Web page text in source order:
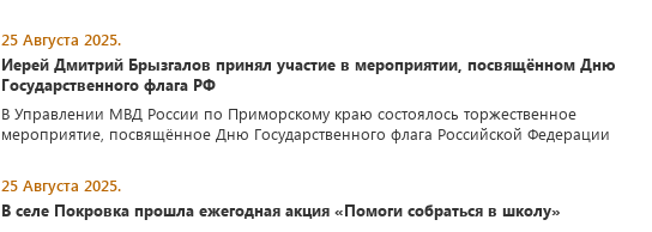
25 Августа 2025.
Иерей Дмитрий Брызгалов принял участие в мероприятии, посвящённом Дню
Государственного флага РФ
В Управлении МВД России по Приморскому краю состоялось торжественное
мероприятие, посвящённое Дню Государственного флага Российской Федерации
25 Августа 2025.
В селе Покровка прошла ежегодная акция «Помоги собраться в школу»